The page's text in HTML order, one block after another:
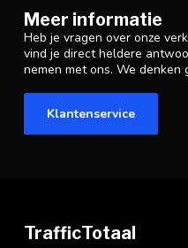
Meer informatie
Heb je vragen over onze
vind je direct heldere
nemen met ons. We denken
Klantenservice
TrafficTotaal